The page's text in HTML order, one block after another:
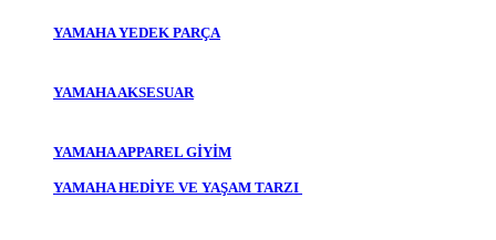
YAMAHA YEDEK PARÇA
YAMAHA AKSESUAR
YAMAHA APPAREL GİYİM
YAMAHA HEDİYE VE YAŞAM TARZI